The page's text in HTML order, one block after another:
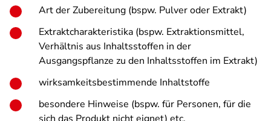
Art der Zubereitung (bspw. Pulver oder Extrakt)
Extraktcharakteristika (bspw. Extraktionsmittel,
Verhältnis aus Inhaltsstoffen in der
Ausgangspflanze zu den Inhaltsstoffen im Extrakt)
wirksamkeitsbestimmende Inhaltstoffe
besondere Hinweise (bspw. für Personen, für die